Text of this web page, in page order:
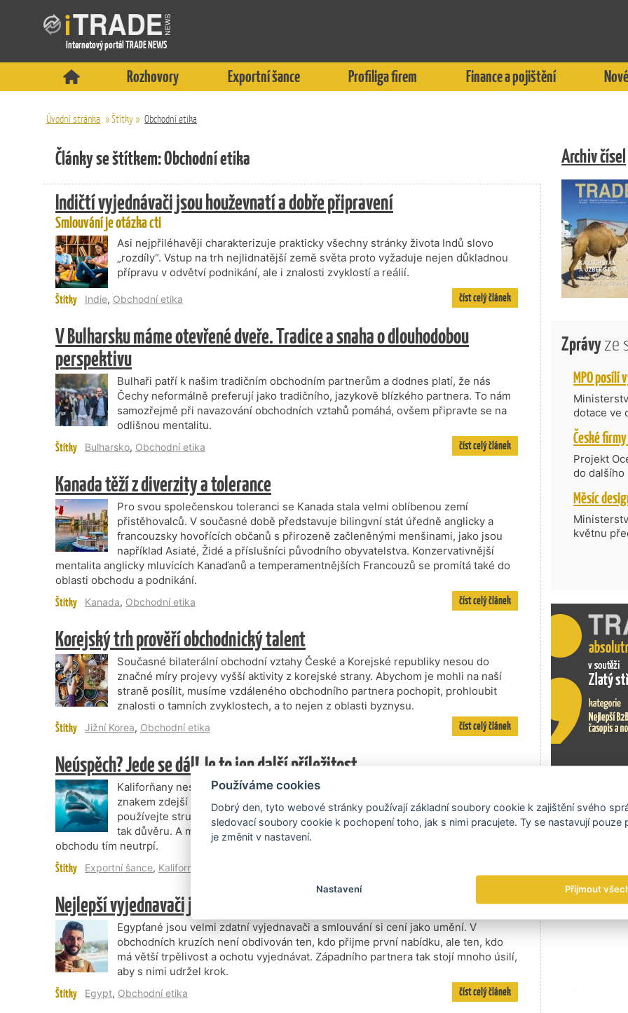
Internetový portál TRADE NEWS
Rozhovory Exportní šance Profiliga firem Finance a pojištění
Úvodní stránka »Štítky» Obchodní etika
Články se štítkem: Obchodní etika
Indičtí vyjednávači jsou houževnatí a dobře připravení
Smlouvání je otázka cti
Asi nejpřiléhavěji charakterizuje prakticky všechny stránky života Indů slovo
„rozdíly“. Vstup na trh nejlidnatější země světa proto vyžaduje nejen důkladnou
přípravu v odvětví podnikání, ale i znalosti zvyklostí a reálií.
Štítky Indie, Obchodní etika číst celý článek
V Bulharsku máme otevřené dveře. Tradice a snaha o dlouhodobou
perspektivu
Bulhaři patří k našim tradičním obchodním partnerům a dodnes platí, že nás
Čechy neformálně preferují jako tradičního, jazykově blízkého partnera. To nám
samozřejmě při navazování obchodních vztahů pomáhá, ovšem připravte se na
odlišnou mentalitu.
Štítky Bulharsko, Obchodní etika číst celý článek
Kanada těží z diverzity a tolerance
Pro svou společenskou toleranci se Kanada stala velmi oblíbenou zemí
přistěhovalců. V současné době představuje bilingvní stát úředně anglicky a
francouzsky hovořících občanů s přirozeně začleněnými menšinami, jako jsou
například Asiaté, Židé a příslušníci původního obyvatelstva. Konzervativnější
mentalita anglicky mluvících Kanaďanů a temperamentnějších Francouzů se promítá také do
oblasti obchodu a podnikání.
Štítky Kanada, Obchodní etika číst celý článek
Korejský trh prověří obchodnický talent
Současné bilaterální obchodní vztahy České a Korejské republiky nesou do
značné míry projevy vyšší aktivity z korejské strany. Abychom je mohli na naší
straně posílit, musíme vzdáleného obchodního partnera pochopit, prohloubit
znalosti o tamních zvyklostech, a to nejen z oblasti byznysu.
Štítky Jižní Korea, Obchodní etika číst celý článek
Neúspěch? Jede se dál! Je to jen další příležitost
Kaliforňany nespojuje původ, ale hlavně sdílené hodnoty a postoje. Základním
znakem zdejší obchodní kultury je snaha o jednoduchost a přímost. Při jednáních
používejte stručné a jasné formulace. Udržujte přímý oční kontakt, vzbuzujete
tak důvěru. A můžete mluvit i o svém neúspěchu, vaše šance na dobrý výsledek
obchodu tím neutrpí.
Štítky Exportní šance, Kalifornie
Nejlepší vyjednavači jsou děti a egyptští obchodníci
Egypťané jsou velmi zdatní vyjednavači a smlouvání si cení jako umění. V
obchodních kruzích není obdivován ten, kdo přijme první nabídku, ale ten, kdo
má větší trpělivost a ochotu vyjednávat. Západního partnera tak stojí mnoho úsilí,
aby s nimi udržel krok.
Štítky Egypt, Obchodní etika číst celý článek
Archiv čísel
Zprávyze
dotace ve
Transfer,
Částkou
umělé
do
zásobníku
Projekt
do dalšího
prosazují
přispívají
nejen
květnu
Série
zahraničí
českých
Czech
branding
Exportní
Používáme cookies
Dobrý den, tyto webové stránky používají základní soubory cookie k zajištění svého
sledovací soubory cookie k pochopení toho, jak s nimi pracujete. Ty se nastavují pouze
je změnit v nastavení.
Nastavení Přijmout